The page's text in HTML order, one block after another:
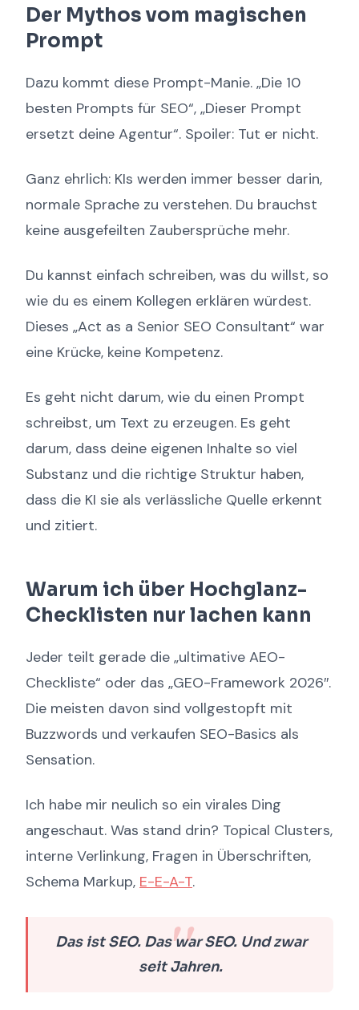
Der Mythos vom magischen
Prompt
Dazu kommt diese Prompt-Manie. „Die 10
besten Prompts für SEO“, „Dieser Prompt
ersetzt deine Agentur“. Spoiler: Tut er nicht.
Ganz ehrlich: KIs werden immer besser darin,
normale Sprache zu verstehen. Du brauchst
keine ausgefeilten Zaubersprüche mehr.
Du kannst einfach schreiben, was du willst, so
wie du es einem Kollegen erklären würdest.
Dieses „Act as a Senior SEO Consultant“ war
eine Krücke, keine Kompetenz.
Es geht nicht darum, wie du einen Prompt
schreibst, um Text zu erzeugen. Es geht
darum, dass deine eigenen Inhalte so viel
Substanz und die richtige Struktur haben,
dass die KI sie als verlässliche Quelle erkennt
und zitiert.
Warum ich über Hochglanz-
Checklisten nur lachen kann
Jeder teilt gerade die „ultimative AEO-
Checkliste“ oder das „GEO-Framework 2026″.
Die meisten davon sind vollgestopft mit
Buzzwords und verkaufen SEO-Basics als
Sensation.
Ich habe mir neulich so ein virales Ding
angeschaut. Was stand drin? Topical Clusters,
interne Verlinkung, Fragen in Überschriften,
Schema Markup, E-E-A-T.
Das ist SEO. Das war SEO. Und zwar
seit Jahren.